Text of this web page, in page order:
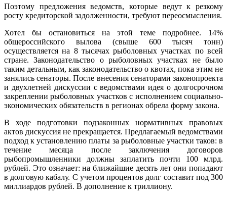
Поэтому предложения ведомств, которые ведут к резкому
росту кредиторской задолженности, требуют переосмысления.
Хотел бы остановиться на этой теме подробнее. 14%
общероссийского вылова (свыше 600 тысяч тонн)
осуществляется на 8 тысячах рыболовных участках по всей
стране. Законодательство о рыболовных участках не было
таким детальным, как законодательство о квотах, пока этим не
занялись сенаторы. После внесения сенаторами законопроекта
и двухлетней дискуссии с ведомствами идея о долгосрочном
закреплении рыболовных участков с исполнением социально-
экономических обязательств в регионах обрела форму закона.
В ходе подготовки подзаконных нормативных правовых
актов дискуссия не прекращается. Предлагаемый ведомствами
подход к установлению платы за рыболовные участки таков: в
течение месяца после заключения договоров
рыбопромышленники должны заплатить почти 100 млрд.
рублей. Это означает: на ближайшие десять лет они попадают
в долговую кабалу. С учетом процентов долг составит под 300
миллиардов рублей. В дополнение к триллиону.